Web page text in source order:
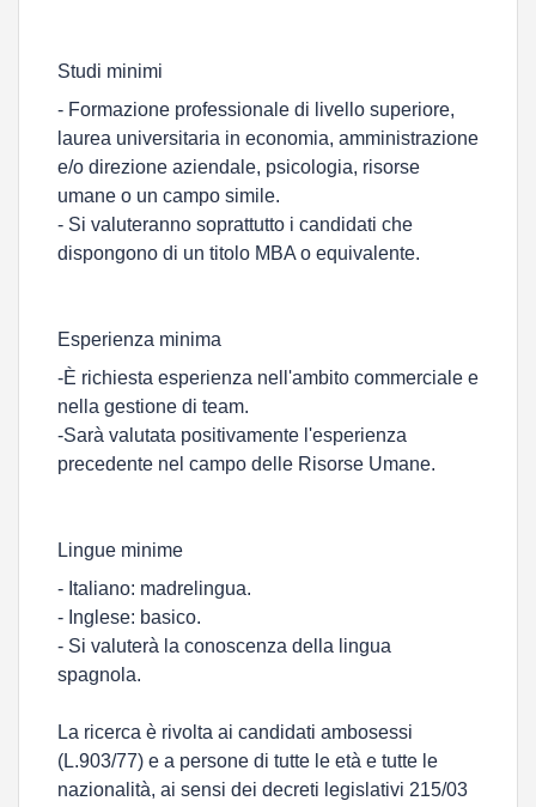
Studi minimi
- Formazione professionale di livello superiore,
laurea universitaria in economia, amministrazione
e/o direzione aziendale, psicologia, risorse
umane o un campo simile.
- Si valuteranno soprattutto i candidati che
dispongono di un titolo MBA o equivalente.
Esperienza minima
-È richiesta esperienza nell'ambito commerciale e
nella gestione di team.
-Sarà valutata positivamente l'esperienza
precedente nel campo delle Risorse Umane.
Lingue minime
- Italiano: madrelingua.
- Inglese: basico.
- Si valuterà la conoscenza della lingua
spagnola.
La ricerca è rivolta ai candidati ambosessi
(L.903/77) e a persone di tutte le età e tutte le
nazionalità, ai sensi dei decreti legislativi 215/03